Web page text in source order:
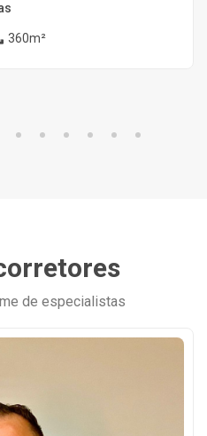
360m²
de especialistas